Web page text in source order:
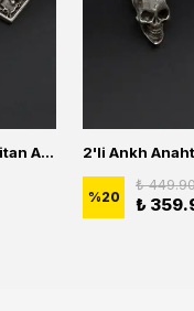
2'li Anime Attack On Titan Acrylic Maria Anime Naruto Erkek Kadın Kolye Seti
%20
₺
₺